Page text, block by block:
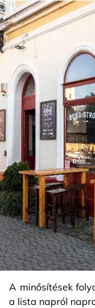
A minősítések
a lista napról